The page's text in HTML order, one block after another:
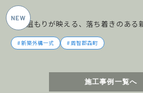
木の温もりが映える、落ち着きのある
新築外構一式 周智郡森町
施工事例一覧へ